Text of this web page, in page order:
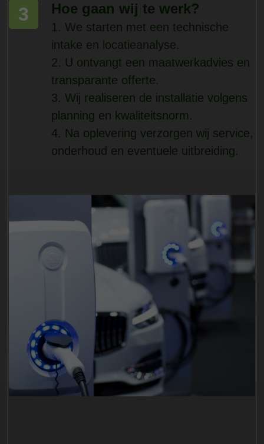
3 Hoe gaan wij te werk?
1. We starten met een technische
intake en locatieanalyse.
2. U ontvangt een maatwerkadvies en
transparante offerte.
3. Wij realiseren de installatie volgens
planning en kwaliteitsnorm.
4. Na oplevering verzorgen wij service,
onderhoud en eventuele uitbreiding.